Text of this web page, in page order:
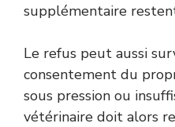
supplémentaire
Le refus peut aussi
consentement du
sous pression ou
vétérinaire doit alors